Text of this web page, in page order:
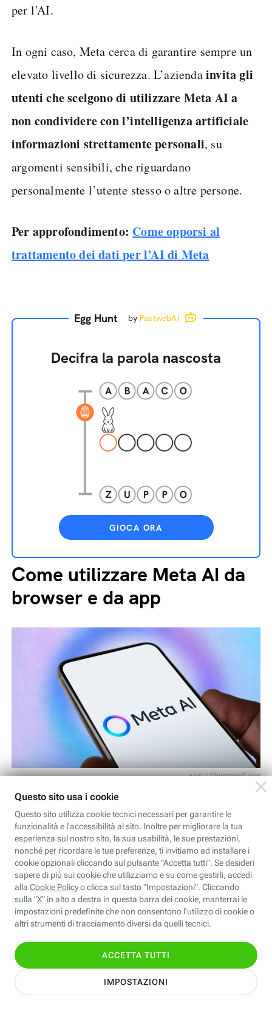
per l’AI.
In ogni caso, Meta cerca di garantire sempre un
elevato livello di sicurezza. L’aziendainvita gli
utenti che scelgono di utilizzare Meta AI a
non condividere con l’intelligenza artificiale
informazioni strettamente personali, su
argomenti sensibili, che riguardano
personalmente l’utente stesso o altre persone.
Per approfondimento: Come opporsi al
trattamento dei dati per l’AI di Meta
Egg Hunt by FastwebAI
Decifra la parola nascosta
GIOCA ORA
Come utilizzare Meta AI da
browser e da app
gguy / Shutterstock.com
L’accesso da browser e da app a Meta AI
metodo più diretto per sfruttare le funzionalità
dell’intelligenza artificiale sviluppata
dall’azienda di Mark Zuckerberg. Tuttavia, è
bene essere consapevoli che la diffusione di
queste due soluzioni è, al momento, ancora
molto limitata e non presente in alcuni Paesi del
mondo.